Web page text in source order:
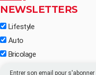
NEWSLETTERS
Lifestyle
Auto
Bricolage